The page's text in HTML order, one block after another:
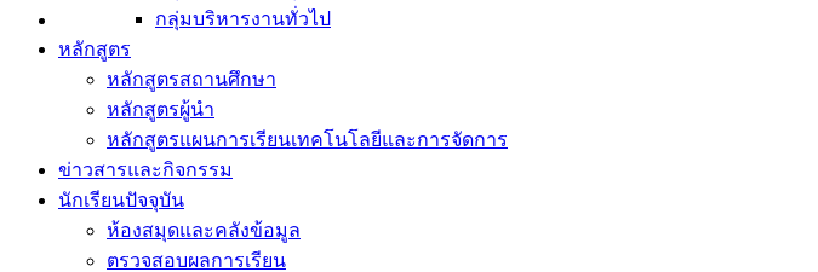
กลุ่มบริหารงานทั่วไป
หลักสูตร
หลักสูตรสถานศึกษา
หลักสูตรผู้นำ
หลักสูตรแผนการเรียนเทคโนโลยีและการจัดการ
ข่าวสารและกิจกรรม
นักเรียนปัจจุบัน
ห้องสมุดและคลังข้อมูล
ตรวจสอบผลการเรียน